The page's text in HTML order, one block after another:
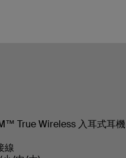
True Wireless 入耳式耳機
線